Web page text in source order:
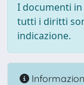
I documenti
tutti i diritti
indicazione.